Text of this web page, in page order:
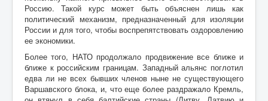
Россию. Такой курс может быть объяснен лишь как
политический механизм, предназначенный для изоляции
России и для того, чтобы воспрепятствовать оздоровлению
ее экономики.
Более того, НАТО продолжало продвижение все ближе и
ближе к российским границам. Западный альянс поглотил
едва ли не всех бывших членов ныне не существующего
Варшавского блока, и, что еще более раздражало Кремль,